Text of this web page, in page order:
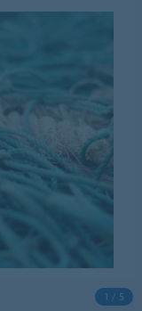
1 / 5